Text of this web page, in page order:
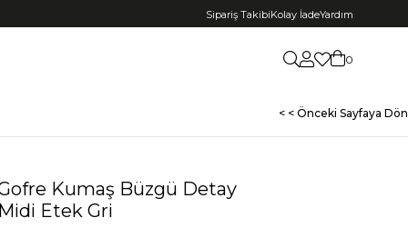
Sipariş TakibiKolay İadeYardım
0
< < Önceki Sayfaya Dön
Kumaş Büzgü Detay
Midi Etek Gri